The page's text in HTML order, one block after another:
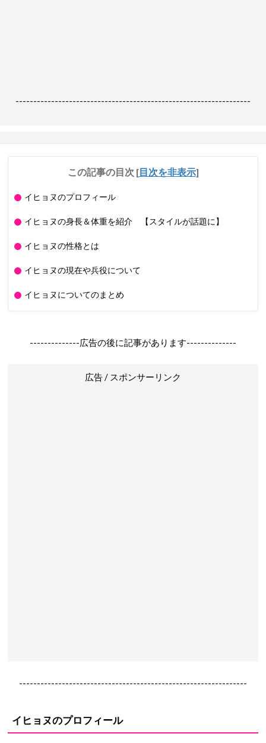
------------------------------------------------------------------
この記事の目次 [目次を非表示]
イヒョヌのプロフィール
イヒョヌの身長＆体重を紹介 【スタイルが話題に】
イヒョヌの性格とは
イヒョヌの現在や兵役について
イヒョヌについてのまとめ
--------------広告の後に記事があります--------------
広告 / スポンサーリンク
----------------------------------------------------------------
イヒョヌのプロフィール